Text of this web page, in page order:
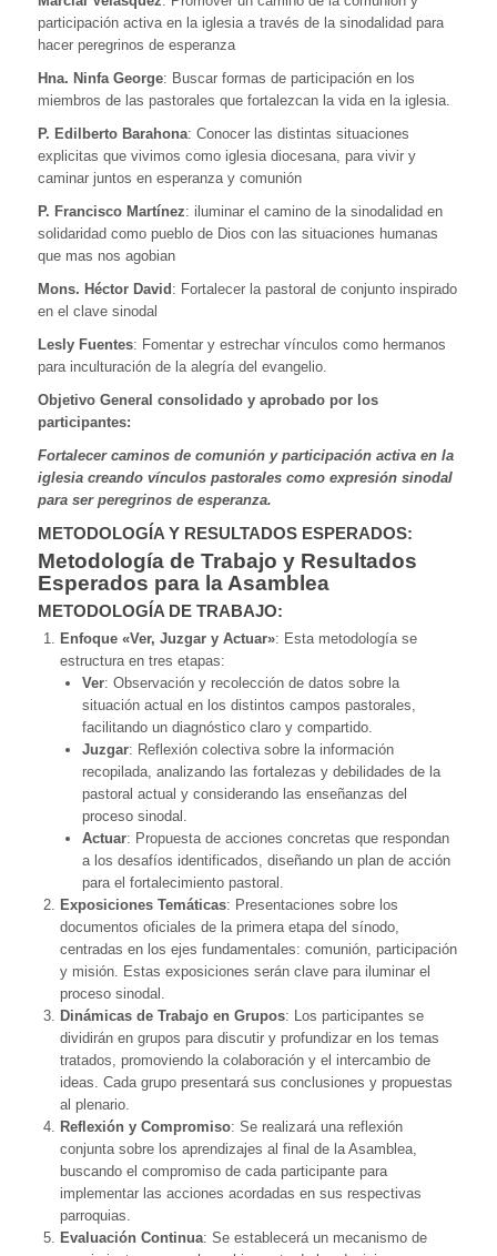
participación activa en la iglesia a través de la sinodalidad para
hacer peregrinos de esperanza
Hna. Ninfa George: Buscar formas de participación en los
miembros de las pastorales que fortalezcan la vida en la iglesia.
P. Edilberto Barahona: Conocer las distintas situaciones
explicitas que vivimos como iglesia diocesana, para vivir y
caminar juntos en esperanza y comunión
P. Francisco Martínez: iluminar el camino de la sinodalidad en
solidaridad como pueblo de Dios con las situaciones humanas
que mas nos agobian
Mons. Héctor David: Fortalecer la pastoral de conjunto inspirado
en el clave sinodal
Lesly Fuentes: Fomentar y estrechar vínculos como hermanos
para inculturación de la alegría del evangelio.
Objetivo General consolidado y aprobado por los
participantes:
Fortalecer caminos de comunión y participación activa en la
iglesia creando vínculos pastorales como expresión sinodal
para ser peregrinos de esperanza.
METODOLOGÍA Y RESULTADOS ESPERADOS:
Metodología de Trabajo y Resultados
Esperados para la Asamblea
METODOLOGÍA DE TRABAJO:
Enfoque «Ver, Juzgar y Actuar»: Esta metodología se
estructura en tres etapas:
Ver: Observación y recolección de datos sobre la
situación actual en los distintos campos pastorales,
facilitando un diagnóstico claro y compartido.
Juzgar: Reflexión colectiva sobre la información
recopilada, analizando las fortalezas y debilidades de la
pastoral actual y considerando las enseñanzas del
proceso sinodal.
Actuar: Propuesta de acciones concretas que respondan
a los desafíos identificados, diseñando un plan de acción
para el fortalecimiento pastoral.
Exposiciones Temáticas: Presentaciones sobre los
documentos oficiales de la primera etapa del sínodo,
centradas en los ejes fundamentales: comunión, participación
y misión. Estas exposiciones serán clave para iluminar el
proceso sinodal.
Dinámicas de Trabajo en Grupos: Los participantes se
dividirán en grupos para discutir y profundizar en los temas
tratados, promoviendo la colaboración y el intercambio de
ideas. Cada grupo presentará sus conclusiones y propuestas
al plenario.
Reflexión y Compromiso: Se realizará una reflexión
conjunta sobre los aprendizajes al final de la Asamblea,
buscando el compromiso de cada participante para
implementar las acciones acordadas en sus respectivas
parroquias.
Evaluación Continua: Se establecerá un mecanismo de